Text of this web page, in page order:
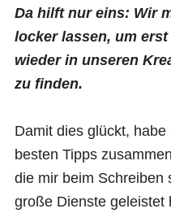
Da hilft nur eins: Wir
locker lassen, um
wieder in unseren
zu finden.
Damit dies glückt, habe
besten Tipps
die mir beim Schreiben
große Dienste geleistet